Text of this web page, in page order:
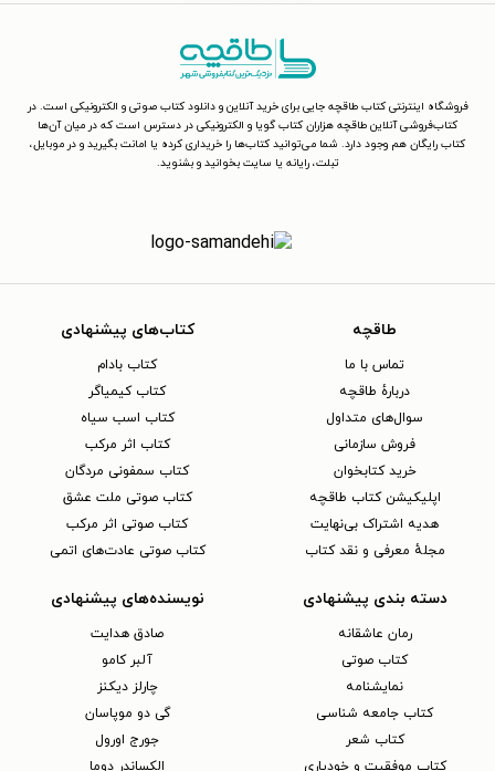
فروشگاه اینترنتی کتاب طاقچه جایی برای خرید آنلاین و دانلود کتاب صوتی و الکترونیکی است. در
کتاب‌فروشی آنلاین طاقچه هزاران کتاب گویا و الکترونیکی در دسترس است که در میان آن‌ها
کتاب رایگان هم وجود دارد. شما می‌توانید کتاب‌ها را خریداری کرده یا امانت بگیرید و در موبایل،
تبلت، رایانه یا سایت بخوانید و بشنوید.
طاقچه
تماس با ما
دربارهٔ طاقچه
سوال‌های متداول
فروش سازمانی
خرید کتابخوان
اپلیکیشن کتاب طاقچه
هدیه اشتراک بی‌نهایت
مجلهٔ معرفی و نقد کتاب
کتاب‌های پیشنهادی
کتاب بادام
کتاب کیمیاگر
کتاب اسب سیاه
کتاب اثر مرکب
کتاب سمفونی مردگان
کتاب صوتی ملت عشق
کتاب صوتی اثر مرکب
کتاب صوتی عادت‌های اتمی
دسته بندی پیشنهادی
رمان عاشقانه
کتاب‌ صوتی
نمایشنامه
کتاب جامعه شناسی
کتاب شعر
کتاب موفقیت و خودیاری
نویسنده‌های پیشنهادی
صادق هدایت
آلبر کامو
چارلز دیکنز
گی دو موپاسان
جورج اورول
الکساندر دوما